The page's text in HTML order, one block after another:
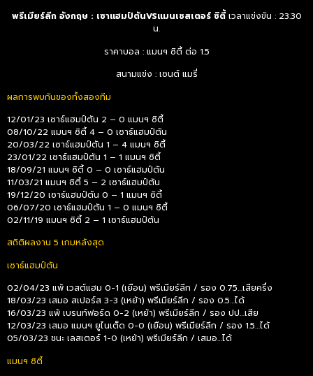
พรีเมียร์ลีก อังกฤษ : เซาแฮมป์ตันVSแมนเชสเตอร์ ซิตี้เวลาแข่งขัน : 23.30
น.
ราคาบอล : แมนฯ ซิตี้ ต่อ 1.5
สนามแข่ง : เซนต์ แมรี่
ผลการพบกันของทั้งสองทีม
12/01/23 เซาธ์แฮมป์ตัน 2 – 0 แมนฯ ซิตี้
08/10/22 แมนฯ ซิตี้ 4 – 0 เซาธ์แฮมป์ตัน
20/03/22 เซาธ์แฮมป์ตัน 1 – 4 แมนฯ ซิตี้
23/01/22 เซาธ์แฮมป์ตัน 1 – 1 แมนฯ ซิตี้
18/09/21 แมนฯ ซิตี้ 0 – 0 เซาธ์แฮมป์ตัน
11/03/21 แมนฯ ซิตี้ 5 – 2 เซาธ์แฮมป์ตัน
19/12/20 เซาธ์แฮมป์ตัน 0 – 1 แมนฯ ซิตี้
06/07/20 เซาธ์แฮมป์ตัน 1 – 0 แมนฯ ซิตี้
02/11/19 แมนฯ ซิตี้ 2 – 1 เซาธ์แฮมป์ตัน
สถิติผลงาน 5 เกมหลังสุด
เซาธ์แฮมป์ตัน
02/04/23 แพ้ เวสต์แฮม 0-1 (เยือน) พรีเมียร์ลีก / รอง 0.75…เสียครึ่ง
18/03/23 เสมอ สเปอร์ส 3-3 (เหย้า) พรีเมียร์ลีก / รอง 0.5…ได้
16/03/23 แพ้ เบรนท์ฟอร์ด 0-2 (เหย้า) พรีเมียร์ลีก / รอง ปป…เสีย
12/03/23 เสมอ แมนฯ ยูไนเต็ด 0-0 (เยือน) พรีเมียร์ลีก / รอง 1.5…ได้
05/03/23 ชนะ เลสเตอร์ 1-0 (เหย้า) พรีเมียร์ลีก / เสมอ…ได้
แมนฯ ซิตี้